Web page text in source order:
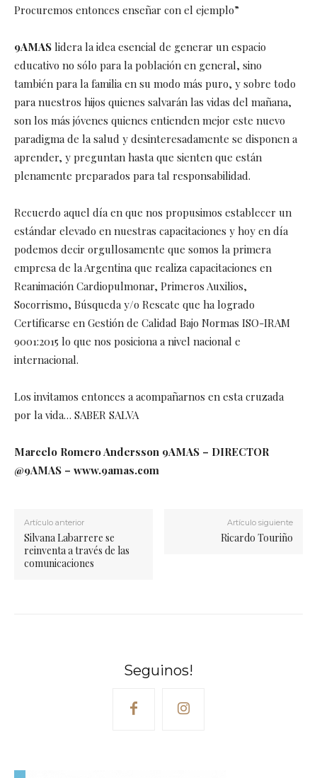
Procuremos entonces enseñar con el ejemplo”
9AMAS lidera la idea esencial de generar un espacio
educativo no sólo para la población en general, sino
también para la familia en su modo más puro, y sobre todo
para nuestros hijos quienes salvarán las vidas del mañana,
son los más jóvenes quienes entienden mejor este nuevo
paradigma de la salud y desinteresadamente se disponen a
aprender, y preguntan hasta que sienten que están
plenamente preparados para tal responsabilidad.
Recuerdo aquel día en que nos propusimos establecer un
estándar elevado en nuestras capacitaciones y hoy en día
podemos decir orgullosamente que somos la primera
empresa de la Argentina que realiza capacitaciones en
Reanimación Cardiopulmonar, Primeros Auxilios,
Socorrismo, Búsqueda y/o Rescate que ha logrado
Certificarse en Gestión de Calidad Bajo Normas ISO-IRAM
9001:2015 lo que nos posiciona a nivel nacional e
internacional.
Los invitamos entonces a acompañarnos en esta cruzada
por la vida… SABER SALVA
Marcelo Romero Andersson 9AMAS – DIRECTOR
@9AMAS – www.9amas.com
Artículo anterior
Silvana Labarrere se
reinventa a través de las
comunicaciones
Artículo siguiente
Ricardo Touriño
Seguinos!